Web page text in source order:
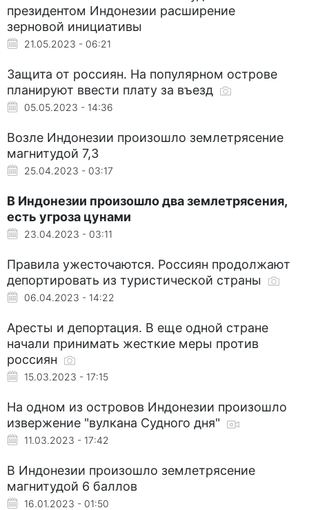
президентом Индонезии расширение
зерновой инициативы
21.05.2023 - 06:21
Защита от россиян. На популярном острове
планируют ввести плату за въезд
05.05.2023 - 14:36
Возле Индонезии произошло землетрясение
магнитудой 7,3
25.04.2023 - 03:17
В Индонезии произошло два землетрясения,
есть угроза цунами
23.04.2023 - 03:11
Правила ужесточаются. Россиян продолжают
депортировать из туристической страны
06.04.2023 - 14:22
Аресты и депортация. В еще одной стране
начали принимать жесткие меры против
россиян
15.03.2023 - 17:15
На одном из островов Индонезии произошло
извержение "вулкана Судного дня"
11.03.2023 - 17:42
В Индонезии произошло землетрясение
магнитудой 6 баллов
16.01.2023 - 01:50